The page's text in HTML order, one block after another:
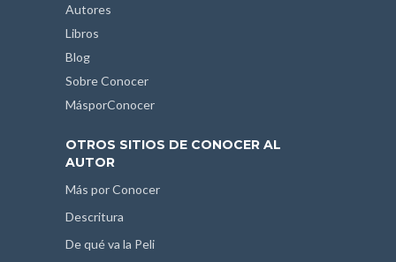
Autores
Libros
Blog
Sobre Conocer
MásporConocer
OTROS SITIOS DE CONOCER AL
AUTOR
Más por Conocer
Descritura
De qué va la Peli